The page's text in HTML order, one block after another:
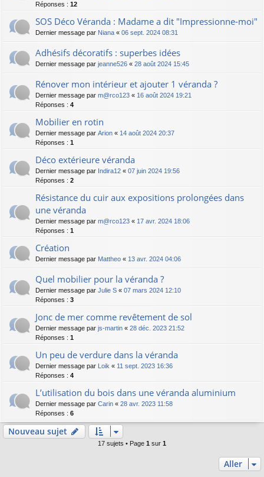
Réponses : 12
SOS Déco Véranda : Madame a dit "Impressionne-moi"
Dernier message par Niana « 06 sept. 2024 08:31
Adhésifs décoratifs : superbes idées
Dernier message par jeanne526 « 28 août 2024 15:45
Rénover mon intérieur et ajouter 1 véranda ?
Dernier message par m@rco123 « 16 août 2024 19:21
Réponses : 4
Mobilier en rotin
Dernier message par Arion « 14 août 2024 20:37
Réponses : 1
Déco extérieure véranda
Dernier message par Indira12 « 07 juin 2024 19:56
Réponses : 2
Résistance du cuir aux expositions prolongées dans
une véranda
Dernier message par m@rco123 « 17 avr. 2024 18:06
Réponses : 1
Création
Dernier message par Mattheo « 13 avr. 2024 04:06
Quel mobilier pour la véranda ?
Dernier message par Julie S « 07 mars 2024 12:10
Réponses : 3
Jonc de mer comme revêtement de sol
Dernier message par js-martin « 28 déc. 2023 21:52
Réponses : 1
Un peu de verdure dans la véranda
Dernier message par Loik « 11 sept. 2023 16:36
Réponses : 4
L’utilisation du bois dans une véranda aluminium
Dernier message par Carin « 28 avr. 2023 11:58
Réponses : 6
Nouveau sujet
17 sujets • Page 1 sur 1
Aller